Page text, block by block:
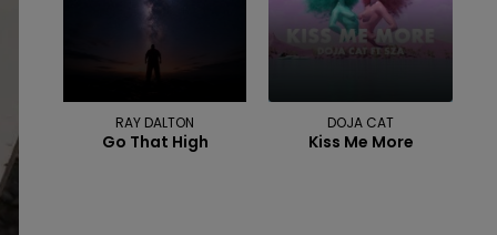
RAY DALTON
Go That High
DOJA CAT
Kiss Me More